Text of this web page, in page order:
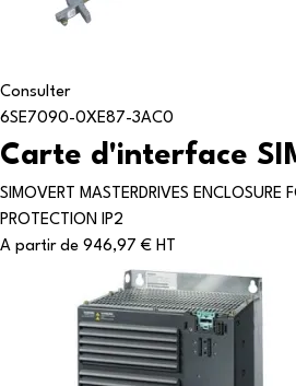
Consulter
6SE7090-0XE87-3AC0
Carte d'interface
SIMOVERT MASTERDRIVES ENCLOSURE
PROTECTION IP2
A partir de 946,97 € HT